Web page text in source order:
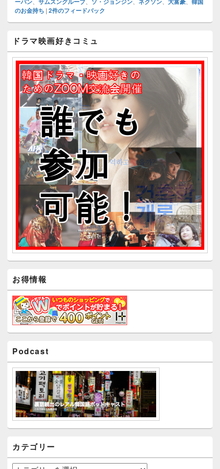
のお金持ち | 2件のフィードバック
ン
ドラマ映画好きコミュ
お得情報
Podcast
カテゴリー